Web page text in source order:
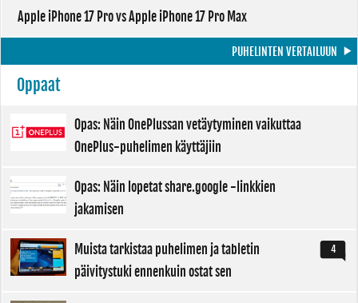
Apple iPhone 17 Pro vs Apple iPhone 17 Pro Max
PUHELINTEN VERTAILUUN
Oppaat
Opas: Näin OnePlussan vetäytyminen vaikuttaa
OnePlus-puhelimen käyttäjiin
Opas: Näin lopetat share.google -linkkien
jakamisen
4
Muista tarkistaa puhelimen ja tabletin
päivitystuki ennenkuin ostat sen